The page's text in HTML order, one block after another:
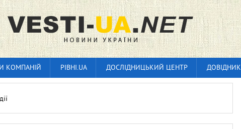
КОМПАНІЙ РІВНІ.UA ДОСЛІДНИЦЬКИЙ ЦЕНТР ДОВІДНИК